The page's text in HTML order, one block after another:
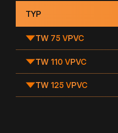
TYP
TW 75 VPVC
TW 110 VPVC
TW 125 VPVC